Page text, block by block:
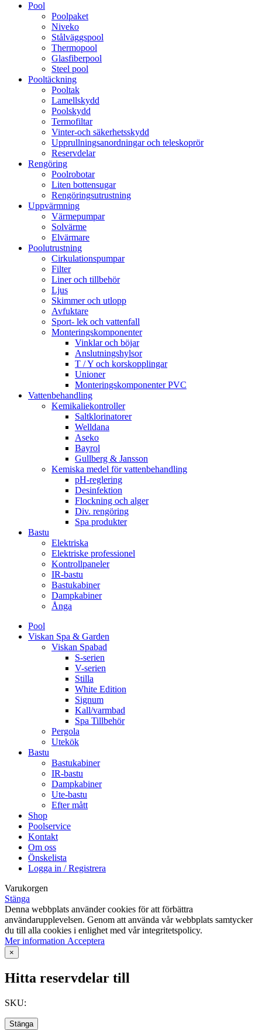
Pool
Poolpaket
Niveko
Stålväggspool
Thermopool
Glasfiberpool
Steel pool
Pooltäckning
Pooltak
Lamellskydd
Poolskydd
Termofiltar
Vinter-och säkerhetsskydd
Upprullningsanordningar och teleskoprör
Reservdelar
Rengöring
Poolrobotar
Liten bottensugar
Rengöringsutrustning
Uppvärmning
Värmepumpar
Solvärme
Elvärmare
Poolutrustning
Cirkulationspumpar
Filter
Liner och tillbehör
Ljus
Skimmer och utlopp
Avfuktare
Sport- lek och vattenfall
Monteringskomponenter
Vinklar och böjar
Anslutningshylsor
T / Y och korskopplingar
Unioner
Monteringskomponenter PVC
Vattenbehandling
Kemikaliekontroller
Saltklorinatorer
Welldana
Aseko
Bayrol
Gullberg & Jansson
Kemiska medel för vattenbehandling
pH-reglering
Desinfektion
Flockning och alger
Div. rengöring
Spa produkter
Bastu
Elektriska
Elektriske professionel
Kontrollpaneler
IR-bastu
Bastukabiner
Dampkabiner
Ånga
Pool
Viskan Spa & Garden
Viskan Spabad
S-serien
V-serien
Stilla
White Edition
Signum
Kall/varmbad
Spa Tillbehör
Pergola
Utekök
Bastu
Bastukabiner
IR-bastu
Dampkabiner
Ute-bastu
Efter mått
Shop
Poolservice
Kontakt
Om oss
Önskelista
Logga in / Registrera
Varukorgen
Stänga
Denna webbplats använder cookies för att förbättra
användarupplevelsen. Genom att använda vår webbplats samtycker
du till alla cookies i enlighet med vår integritetspolicy.
Mer information Mer
Acceptera
×
Hitta reservdelar till
SKU:
Stänga